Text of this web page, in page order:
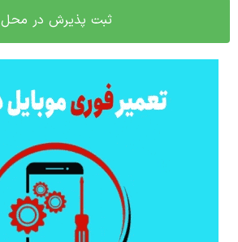
ثبت پذیرش در محل